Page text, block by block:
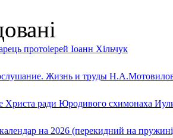
протоіерей Іоанн Хільчук
Жизнь и труды
Христа ради Юродивого схимонаха
на 2026 (перекидний на